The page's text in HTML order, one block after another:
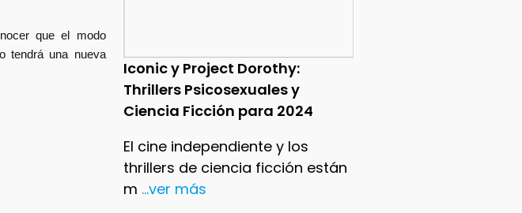
Iconic y Project Dorothy:
Thrillers Psicosexuales y
Ciencia Ficción para 2024
El cine independiente y los
thrillers de ciencia ficción están
m ...ver más
que el modo
tendrá una nueva